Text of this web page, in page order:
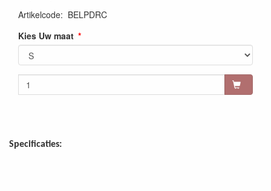
Artikelcode: BELPDRC
Kies Uw maat
Specificaties: